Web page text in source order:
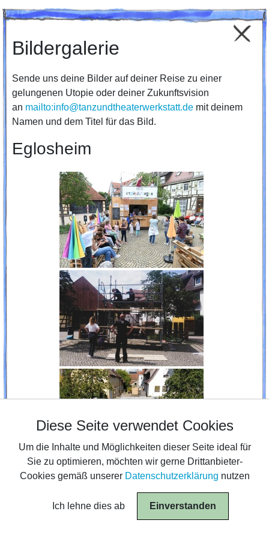
Bildergalerie
Sende uns deine Bilder auf deiner Reise zu einer
gelungenen Utopie oder deiner Zukunftsvision
an mailto:info@tanzundtheaterwerkstatt.de mit deinem
Namen und dem Titel für das Bild.
Eglosheim
© 2026 Tanz- und Theaterwerkstatt Ludwigsburg
Datenschutzerklärung
Diese Seite verwendet Cookies
Um die Inhalte und Möglichkeiten dieser Seite ideal für
Sie zu optimieren, möchten wir gerne Drittanbieter-
Cookies gemäß unserer Datenschutzerklärung nutzen
Ich lehne dies ab Einverstanden
Diese Seite verwendet Cookies
Um die Inhalte und Möglichkeiten dieser Seite ideal für
Sie zu optimieren, möchten wir gerne Drittanbieter-
Cookies gemäß unserer Datenschutzerklärung nutzen
Ich lehne dies ab Einverstanden